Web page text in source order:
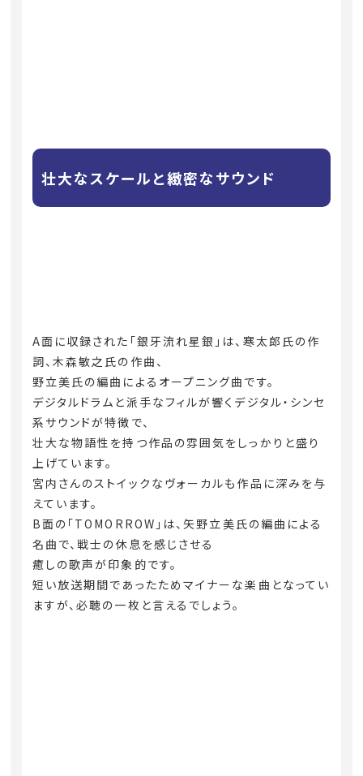
壮大なスケールと緻密なサウンド
A面に収録された「銀牙流れ星銀」は、寒太郎氏の作
詞、木森敏之氏の作曲、
野立美氏の編曲によるオープニング曲です。
デジタルドラムと派手なフィルが響くデジタル・シンセ
系サウンドが特徴で、
壮大な物語性を持つ作品の雰囲気をしっかりと盛り
上げています。
宮内さんのストイックなヴォーカルも作品に深みを与
えています。
B面の「TOMORROW」は、矢野立美氏の編曲による
名曲で、戦士の休息を感じさせる
癒しの歌声が印象的です。
短い放送期間であったためマイナーな楽曲となってい
ますが、必聴の一枚と言えるでしょう。